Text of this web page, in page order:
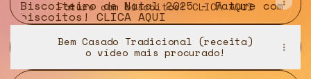
Fature com biscoitos! CLICA AQUI
Bem Casado Tradicional (receita)
o vídeo mais procurado!